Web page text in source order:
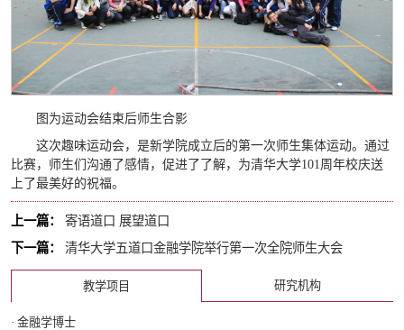
图为运动会结束后师生合影
这次趣味运动会，是新学院成立后的第一次师生集体运动。通过
比赛，师生们沟通了感情，促进了了解，为清华大学101周年校庆送
上了最美好的祝福。
上一篇：
寄语道口 展望道口
下一篇：
清华大学五道口金融学院举行第一次全院师生大会
教学项目 研究机构
· 金融学博士